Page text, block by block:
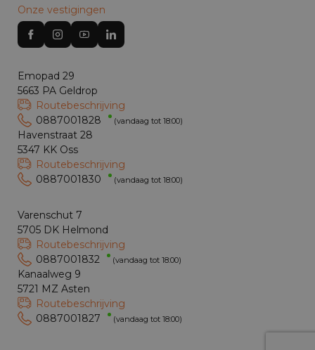
Onze vestigingen
Emopad 29
5663 PA Geldrop
Routebeschrijving
0887001828
(vandaag tot 18:00)
Havenstraat 28
5347 KK Oss
Routebeschrijving
0887001830
(vandaag tot 18:00)
Varenschut 7
5705 DK Helmond
Routebeschrijving
0887001832
(vandaag tot 18:00)
Kanaalweg 9
5721 MZ Asten
Routebeschrijving
0887001827
(vandaag tot 18:00)